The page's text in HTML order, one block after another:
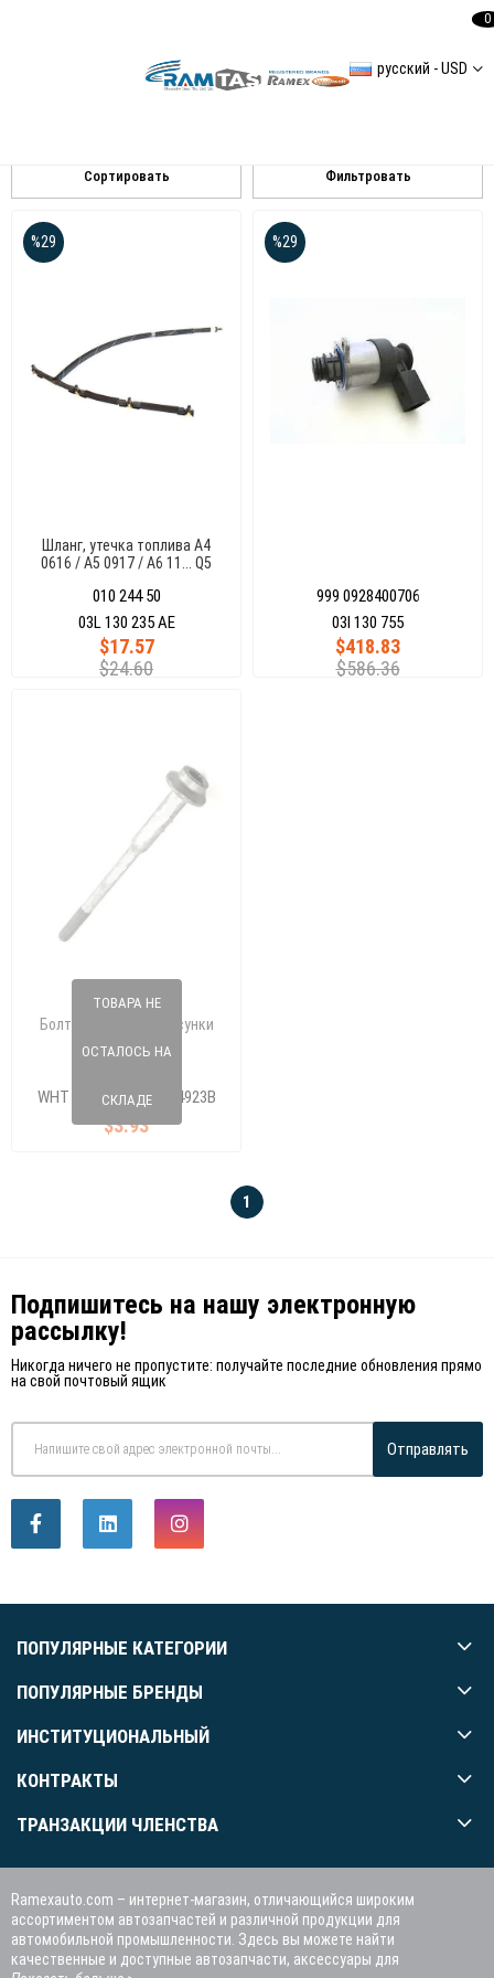
русский - USD
0
Фильтровать
Сортировать
Шланг, утечка топлива A4
0616 / A5 0917 / A6 11... Q5
010 244 50
$17.57
$24.60
%29
03L 130 235 AE
999 0928400706
$418.83
$586.36
%29
03l 130 755
ТОВАРА НЕ
ОСТАЛОСЬ НА
СКЛАДЕ
Болт, крепление форсунки
$3.93
WHT 004923/WHT 004923B
1
Подпишитесь на нашу электронную
рассылку!
Никогда ничего не пропустите: получайте последние обновления прямо
на свой почтовый ящик
Отправлять
ПОПУЛЯРНЫЕ КАТЕГОРИИ
ПОПУЛЯРНЫЕ БРЕНДЫ
ИНСТИТУЦИОНАЛЬНЫЙ
КОНТРАКТЫ
ТРАНЗАКЦИИ ЧЛЕНСТВА
Ramexauto.com – интернет-магазин, отличающийся широким
ассортиментом автозапчастей и различной продукции для
автомобильной промышленности. Здесь вы можете найти
качественные и доступные автозапчасти, аксессуары для